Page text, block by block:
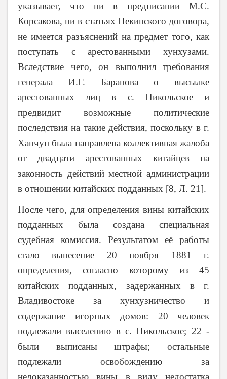
указывает, что ни в предписании М.С.
Корсакова, ни в статьях Пекинского договора,
не имеется разъяснений на предмет того, как
поступать с арестованными хунхузами.
Вследствие чего, он выполнил требования
генерала И.Г. Баранова о высылке
арестованных лиц в с. Никольское и
предвидит возможные политические
последствия на такие действия, поскольку в г.
Ханчун была направлена коллективная жалоба
от двадцати арестованных китайцев на
законность действий местной администрации
в отношении китайских подданных [8, Л. 21].
После чего, для определения вины китайских
подданных была создана специальная
судебная комиссия. Результатом её работы
стало вынесение 20 ноября 1881 г.
определения, согласно которому из 45
китайских подданных, задержанных в г.
Владивостоке за хунхузничество и
содержание игорных домов: 20 человек
подлежали выселению в с. Никольское; 22 -
были выписаны штрафы; остальные
подлежали освобождению за
недоказанностью вины в виду недостатка